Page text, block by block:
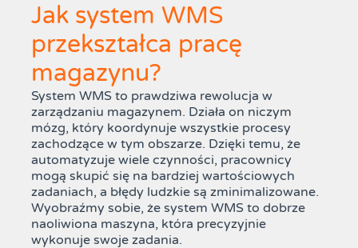
Jak system WMS
przekształca pracę
magazynu?
System WMS to prawdziwa rewolucja w
zarządzaniu magazynem. Działa on niczym
mózg, który koordynuje wszystkie procesy
zachodzące w tym obszarze. Dzięki temu, że
automatyzuje wiele czynności, pracownicy
mogą skupić się na bardziej wartościowych
zadaniach, a błędy ludzkie są zminimalizowane.
Wyobraźmy sobie, że system WMS to dobrze
naoliwiona maszyna, która precyzyjnie
wykonuje swoje zadania.